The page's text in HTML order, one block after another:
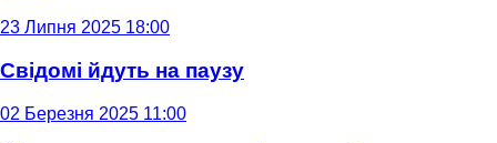
23 Липня 2025 18:00
Свідомі йдуть на паузу
02 Березня 2025 11:00